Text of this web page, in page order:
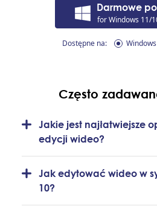
Darmowe
for Windows 11/
Dostępne na: Windows
Często
Jakie jest najłatwiejsze
edycji wideo?
Jak edytować wideo w
10?